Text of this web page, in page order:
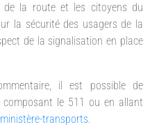
de la route et les citoyens du
la sécurité des usagers de la
de la signalisation en place
il est possible de
le 511 ou en allant
transports.